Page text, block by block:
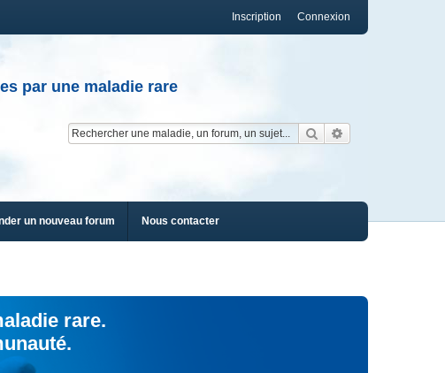
Connexion
Inscription
par une maladie rare
Rechercher
un nouveau forum Nous contacter
rare.